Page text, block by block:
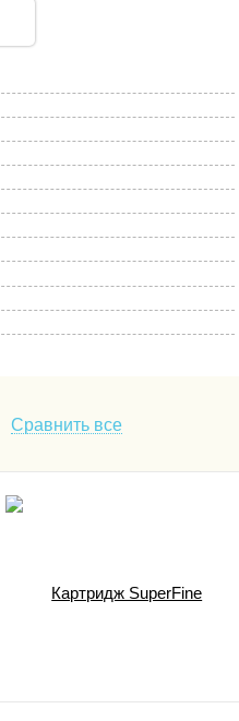
Сравнить все